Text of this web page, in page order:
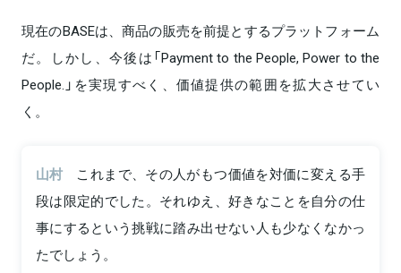
現在のBASEは、商品の販売を前提とするプラットフォーム
だ。しかし、今後は「Payment to the People, Power to the
People.」を実現すべく、価値提供の範囲を拡大させてい
く。
山村
これまで、その人がもつ価値を対価に変える手
段は限定的でした。それゆえ、好きなことを自分の仕
事にするという挑戦に踏み出せない人も少なくなかっ
たでしょう。